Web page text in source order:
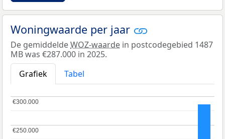
Woningwaarde per jaar
De gemiddeldeWOZ-waarde in postcodegebied 1487
MB was €287.000 in 2025.
Grafiek
Tabel
€250.000
€250.000
€300.000
€300.000